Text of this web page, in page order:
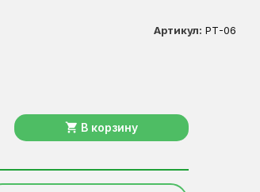
Артикул: РТ-06
shopping_cart В корзину